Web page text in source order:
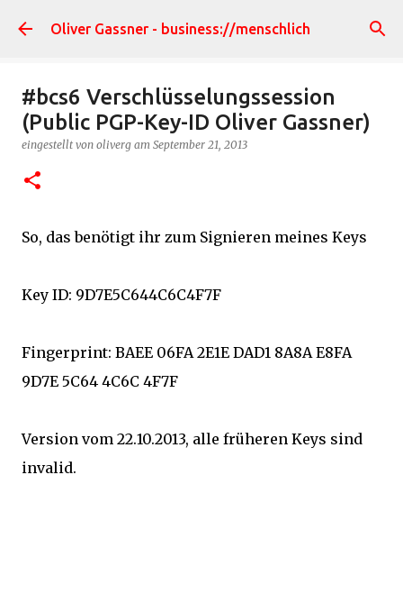
Direkt zum Hauptbereich
Oliver Gassner - business://menschlich
#bcs6 Verschlüsselungssession
(Public PGP-Key-ID Oliver Gassner)
eingestellt von oliverg am September 21, 2013
So, das benötigt ihr zum Signieren meines Keys
Key ID: 9D7E5C644C6C4F7F
Fingerprint: BAEE 06FA 2E1E DAD1 8A8A E8FA
9D7E 5C64 4C6C 4F7F
Version vom 22.10.2013, alle früheren Keys sind
invalid.